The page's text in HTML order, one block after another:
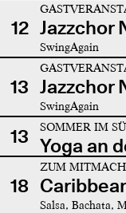
12 Jazzchor
SwingAgain
13 Jazzchor
SwingAgain
13 SOMMER IM
Yoga an
18
ZUM
Salsa, Bachata,